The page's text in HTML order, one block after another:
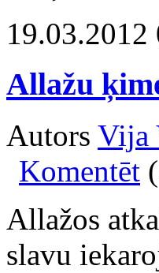
19.03.2012
Allažu
Autors Vija
Komentēt
Allažos
slavu